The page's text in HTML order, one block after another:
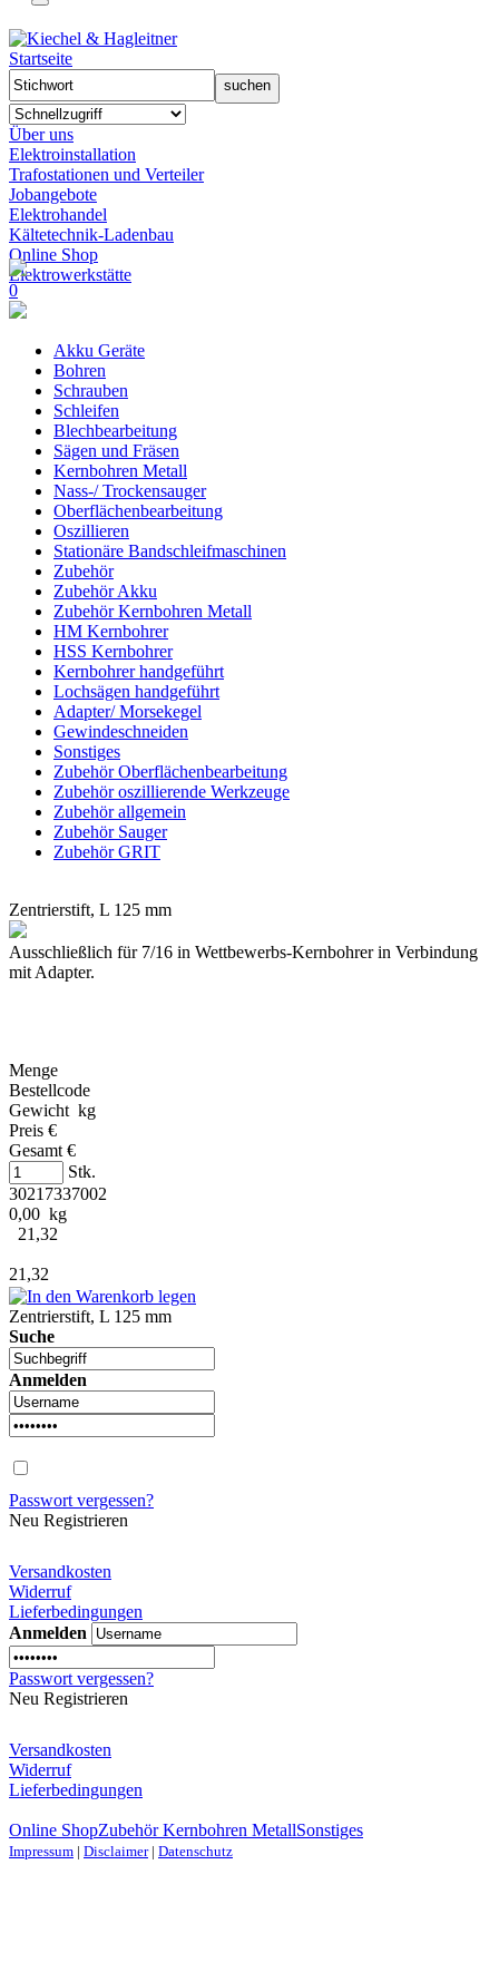
Startseite
Über uns
Elektroinstallation
Trafostationen und Verteiler
Jobangebote
Elektrohandel
Kältetechnik-Ladenbau
Online Shop
Elektrowerkstätte
0
Akku Geräte
Bohren
Schrauben
Schleifen
Blechbearbeitung
Sägen und Fräsen
Kernbohren Metall
Nass-/ Trockensauger
Oberflächenbearbeitung
Oszillieren
Stationäre Bandschleifmaschinen
Zubehör
Zubehör Akku
Zubehör Kernbohren Metall
HM Kernbohrer
HSS Kernbohrer
Kernbohrer handgeführt
Lochsägen handgeführt
Adapter/ Morsekegel
Gewindeschneiden
Sonstiges
Zubehör Oberflächenbearbeitung
Zubehör oszillierende Werkzeuge
Zubehör allgemein
Zubehör Sauger
Zubehör GRIT
Zentrierstift, L 125 mm
Ausschließlich für 7/16 in Wettbewerbs-Kernbohrer in Verbindung
mit Adapter.
Menge
Bestellcode
Gewicht kg
Preis €
Gesamt €
Stk.
30217337002
0,00 kg
21,32
21,32
Zentrierstift, L 125 mm
Suche
Anmelden
Passwort vergessen?
Neu Registrieren
Versandkosten
Widerruf
Lieferbedingungen
Anmelden
Passwort vergessen?
Neu Registrieren
Versandkosten
Widerruf
Lieferbedingungen
Online ShopZubehör Kernbohren MetallSonstiges
Impressum | Disclaimer| Datenschutz